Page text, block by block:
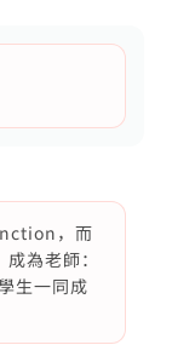
，而
為老師：
生一同成